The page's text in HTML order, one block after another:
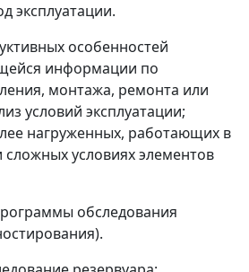
эксплуатации.
особенностей
информации по
монтажа, ремонта или
условий эксплуатации;
нагруженных, работающих в
условиях элементов
обследования